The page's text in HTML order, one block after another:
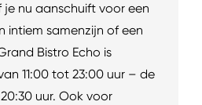
nu aanschuift voor een
intiem samenzijn of een
Bistro Echo is
11:00 tot 23:00 uur – de
uur. Ook voor